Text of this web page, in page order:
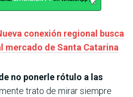
conexión regional busca
mercado de Santa Catarina
no ponerle rótulo a las
trato de mirar siempre